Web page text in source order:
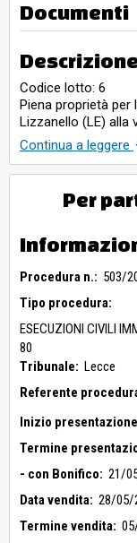
Documenti
Codice lotto: 6
Piena proprietà per
Lizzanello (LE) alla
seminterrato di un
accessibile
rampa carrabile, al
acciaio con
appartamenti dei
coperta lorda di
superficiecatastale
edilizia del territorio
costruzione di n° 2
Lizzanello – P.E.
Continua a leggere
Per
Procedura n.: 503/
Tipo procedura:
ESECUZIONI CIVILI
80
Tribunale: Lecce
Referente
Inizio
Termine
- con Bonifico: 21/
Data vendita: 28/05/
Termine vendita: